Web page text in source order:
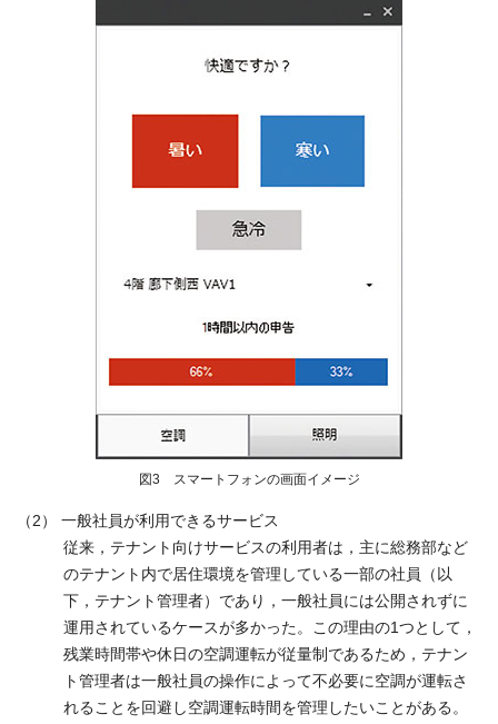
図3 スマートフォンの画面イメージ
（2） 一般社員が利用できるサービス
従来，テナント向けサービスの利用者は，主に総務部など
のテナント内で居住環境を管理している一部の社員（以
下，テナント管理者）であり，一般社員には公開されずに
運用されているケースが多かった。この理由の1つとして，
残業時間帯や休日の空調運転が従量制であるため，テナン
ト管理者は一般社員の操作によって不必要に空調が運転さ
れることを回避し空調運転時間を管理したいことがある。